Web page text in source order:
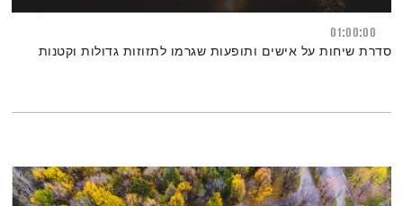
01:00:00
סדרת שיחות על אישים ותופעות שגרמו לתזוזות גדולות וקטנות